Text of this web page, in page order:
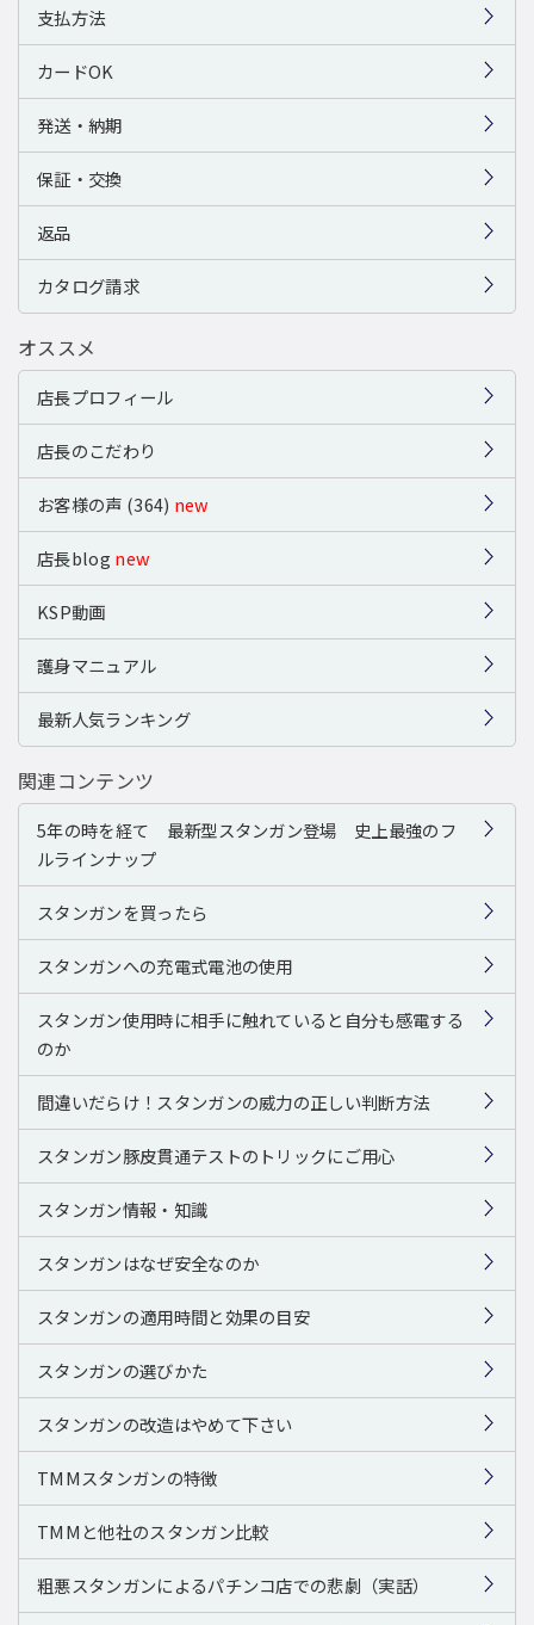
支払方法
カードOK
発送・納期
保証・交換
返品
カタログ請求
オススメ
店長プロフィール
店長のこだわり
お客様の声 (364) new
店長blog new
KSP動画
護身マニュアル
最新人気ランキング
関連コンテンツ
5年の時を経て 最新型スタンガン登場 史上最強のフ
ルラインナップ
スタンガンを買ったら
スタンガンへの充電式電池の使用
スタンガン使用時に相手に触れていると自分も感電する
のか
間違いだらけ！スタンガンの威力の正しい判断方法
スタンガン豚皮貫通テストのトリックにご用心
スタンガン情報・知識
スタンガンはなぜ安全なのか
スタンガンの適用時間と効果の目安
スタンガンの選びかた
スタンガンの改造はやめて下さい
TMMスタンガンの特徴
TMMと他社のスタンガン比較
粗悪スタンガンによるパチンコ店での悲劇（実話）